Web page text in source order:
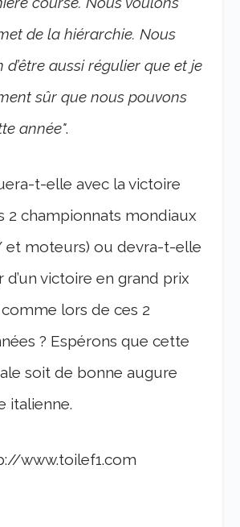
de la hiérarchie. Nous
d’être aussi régulier que et je
sûr que nous pouvons
année".
t-elle avec la victoire
2 championnats mondiaux
et moteurs) ou devra-t-elle
victoire en grand prix
lors de ces 2
? Espérons que cette
soit de bonne augure
italienne.
www.toilef1.com